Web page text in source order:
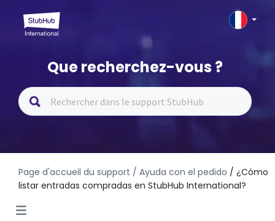
Que recherchez-vous ?
Page d'accueil du support / Ayuda con el pedido / ¿Cómo
listar entradas compradas en StubHub International?